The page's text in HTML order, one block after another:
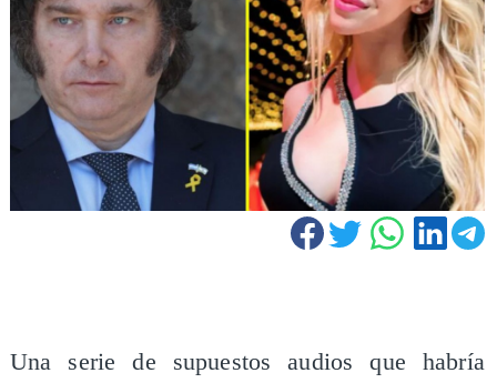
Una serie de supuestos audios que habría